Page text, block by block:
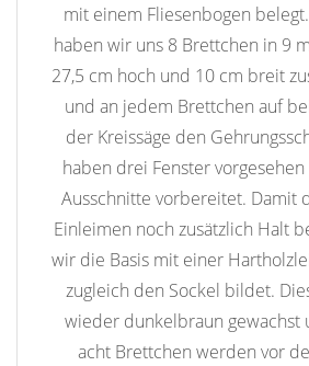
mit einem Fliesenbogen
haben wir uns 8 Brettchen in 9
27,5 cm hoch und 10 cm breit
und an jedem Brettchen auf
der Kreissäge den
haben drei Fenster
Ausschnitte vorbereitet. Damit
Einleimen noch zusätzlich Halt
wir die Basis mit einer
zugleich den Sockel bildet.
wieder dunkelbraun gewachst
acht Brettchen werden vor